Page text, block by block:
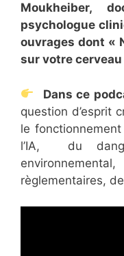
Moukheiber,
psychologue
ouvrages dont «
sur votre cerveau
Dans ce
question d’esprit
le
l’IA, du
règlementaires,